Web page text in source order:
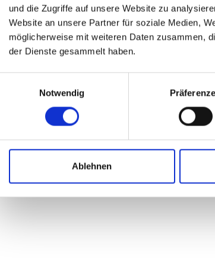
und die Zugriffe auf unsere Website zu
Website an unsere Partner für soziale Medien,
möglicherweise mit weiteren Daten zusammen,
der Dienste gesammelt haben.
Notwendig
Ablehnen